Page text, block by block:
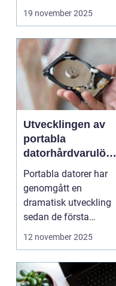
19 november 2025
Utvecklingen av
portabla
datorhårdvarulösn
ingar
Portabla datorer har
genomgått en
dramatisk utveckling
sedan de första
bärbara model...
12 november 2025